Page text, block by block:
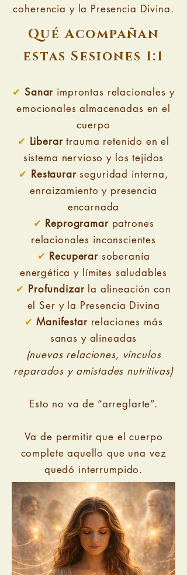
coherencia y la Presencia Divina.
Qué Acompañan
estas Sesiones 1:1
✔ Sanar improntas relacionales y
emocionales almacenadas en el
cuerpo
✔ Liberartrauma retenido en el
sistema nervioso y los tejidos
✔ Restaurarseguridad interna,
enraizamiento y presencia
encarnada
✔ Reprogramarpatrones
relacionales inconscientes
✔ Recuperarsoberanía
energética y límites saludables
✔ Profundizarla alineación con
el Ser y la Presencia Divina
✔ Manifestarrelaciones más
sanas y alineadas
(nuevas relaciones, vínculos
reparados y amistades nutritivas)
Esto no va de “arreglarte”.
Va de permitir que el cuerpo
complete aquello que una vez
quedó interrumpido.